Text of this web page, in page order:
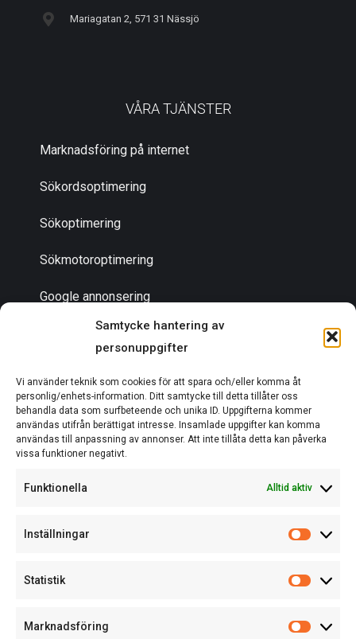
Samtycke hantering av
personuppgifter
Vi använder teknik som cookies för att spara och/eller komma åt
personlig/enhets-information. Ditt samtycke till detta tillåter oss
behandla data som surfbeteende och unika ID. Uppgifterna kommer
användas utifrån berättigat intresse. Insamlade uppgifter kan komma
användas till anpassning av annonser. Att inte tillåta detta kan påverka
vissa funktioner negativt.
Funktionella Alltid aktiv
Inställningar
Statistik
Marknadsföring
Mariagatan 2, 571 31 Nässjö
VÅRA TJÄNSTER
Marknadsföring på internet
Sökordsoptimering
Sökoptimering
Sökmotoroptimering
Google annonsering
Bli en partner
Om oss